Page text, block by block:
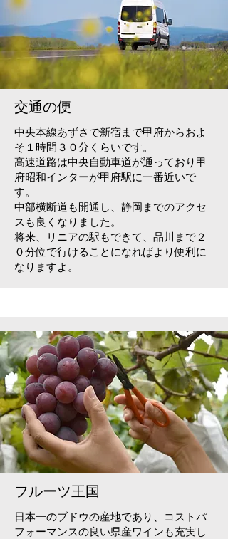
交通の便
中央本線あずさで新宿まで甲府からおよ
そ１時間３０分くらいです。
高速道路は中央自動車道が通っており甲
府昭和インターが甲府駅に一番近いで
す。
中部横断道も開通し、静岡までのアクセ
スも良くなりました。
将来、リニアの駅もできて、品川まで２
０分位で行けることになればより便利に
なりますよ。
フルーツ王国
日本一のブドウの産地であり、コストパ
フォーマンスの良い県産ワインも充実し